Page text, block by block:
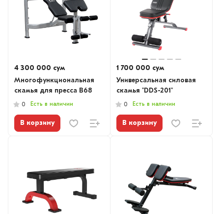
4 300 000 сум
Многофункциональная
скамья для пресса B68
0 Есть в наличии
В корзину
1 700 000 сум
Универсальная силовая
скамья "DDS-201"
0 Есть в наличии
В корзину